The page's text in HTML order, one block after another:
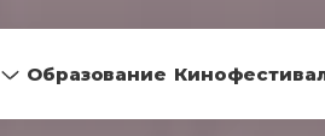
Образование